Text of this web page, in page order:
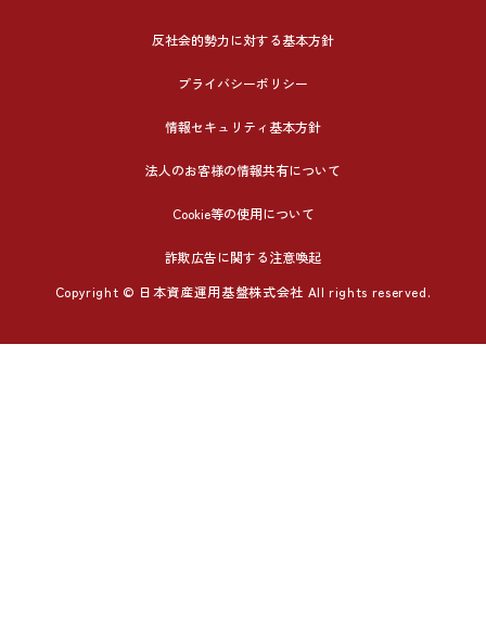
反社会的勢力に対する基本方針
プライバシーポリシー
情報セキュリティ基本方針
法人のお客様の情報共有について
Cookie等の使用について
詐欺広告に関する注意喚起
Copyright © 日本資産運用基盤株式会社 All rights reserved.